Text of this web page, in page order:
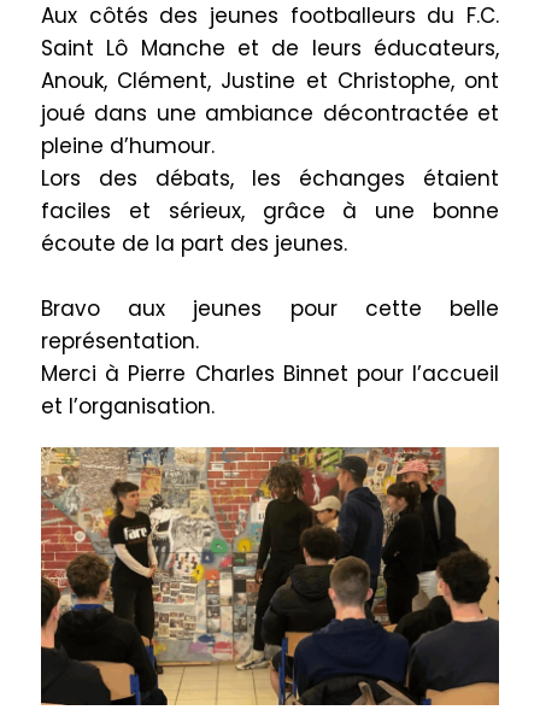
Aux côtés des jeunes footballeurs du F.C.
Saint Lô Manche et de leurs éducateurs,
Anouk, Clément, Justine et Christophe, ont
joué dans une ambiance décontractée et
pleine d’humour.
Lors des débats, les échanges étaient
faciles et sérieux, grâce à une bonne
écoute de la part des jeunes.
Bravo aux jeunes pour cette belle
représentation.
Merci à Pierre Charles Binnet pour l’accueil
et l’organisation.